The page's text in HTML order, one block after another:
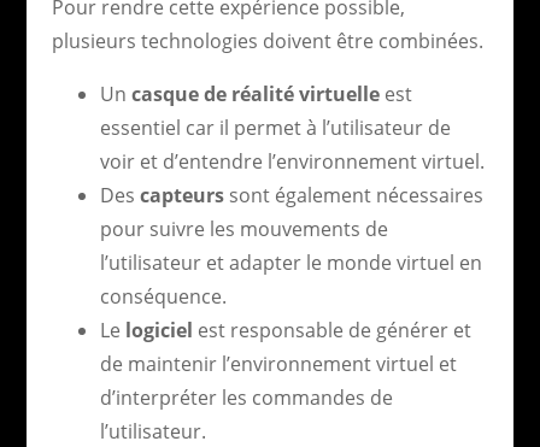
Pour rendre cette expérience possible,
plusieurs technologies doivent être combinées.
Un casque de réalité virtuelleest
essentiel car il permet à l’utilisateur de
voir et d’entendre l’environnement virtuel.
Des capteurssont également nécessaires
pour suivre les mouvements de
l’utilisateur et adapter le monde virtuel en
conséquence.
Le logiciel est responsable de générer et
de maintenir l’environnement virtuel et
d’interpréter les commandes de
l’utilisateur.